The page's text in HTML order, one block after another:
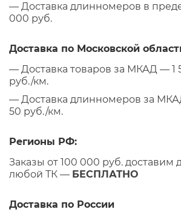
— Доставка длинномеров в
000 руб.
Доставка по Московской
— Доставка товаров за МКАД — 1
руб./км.
— Доставка длинномеров за
50 руб./км.
Регионы РФ:
Заказы от 100 000 руб. доставим
любой ТК — БЕСПЛАТНО
Доставка по России